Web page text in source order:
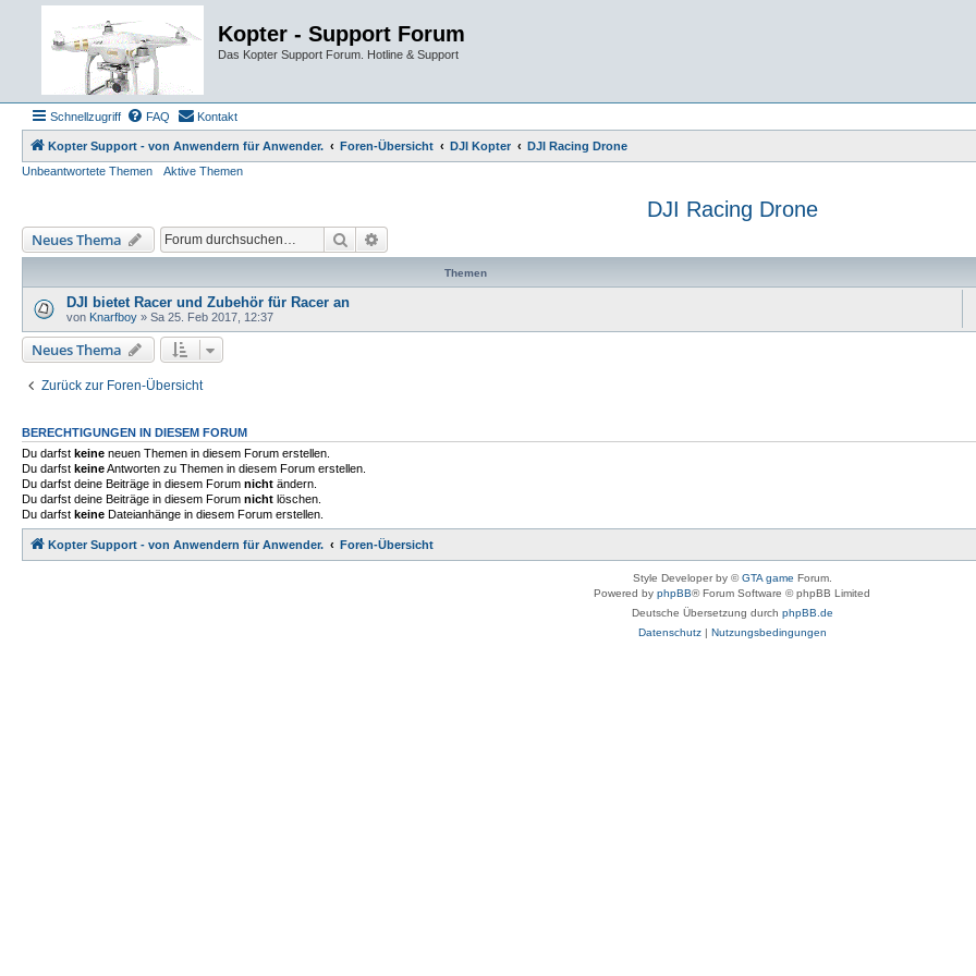
Kopter - Support Forum
Das Kopter Support Forum. Hotline & Support
Schnellzugriff FAQ Kontakt
Kopter Support - von Anwendern für Anwender. Foren-Übersicht DJI Kopter
DJI Racing Drone
Unbeantwortete Themen
Aktive Themen
DJI Racing Drone
Neues Thema Suche
Themen
DJI bietet Racer und Zubehör für Racer an
von Knarfboy » Sa 25. Feb 2017, 12:37
Neues Thema
Zurück zur Foren-Übersicht
BERECHTIGUNGEN IN DIESEM FORUM
Du darfst keine neuen Themen in diesem Forum erstellen.
Du darfst keineAntworten zu Themen in diesem Forum erstellen.
Du darfst deine Beiträge in diesem Forum nicht ändern.
Du darfst deine Beiträge in diesem Forum nicht löschen.
Du darfst keine Dateianhänge in diesem Forum erstellen.
Kopter Support - von Anwendern für Anwender. Foren-Übersicht
Style Developer by ©GTA game Forum.
Powered by phpBB® Forum Software © phpBB Limited
Deutsche Übersetzung durch phpBB.de
Datenschutz| Nutzungsbedingungen